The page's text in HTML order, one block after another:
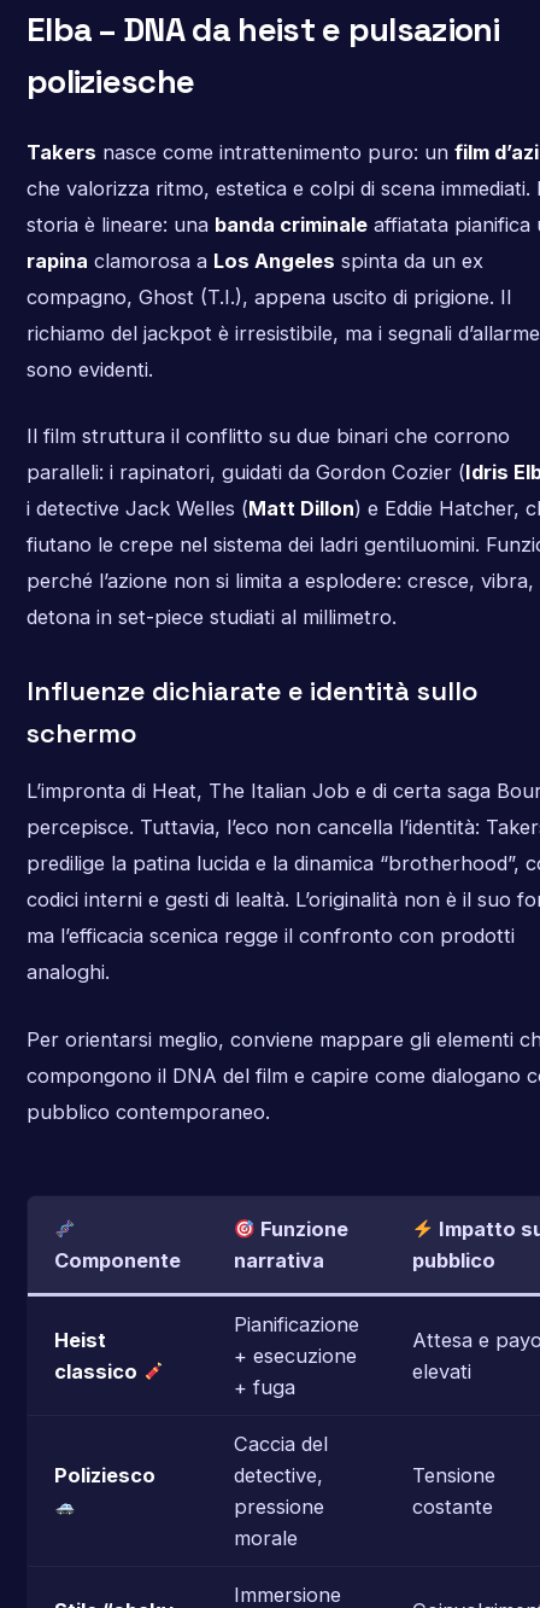
Elba – DNA da heist e pulsazioni
poliziesche
Takers nasce come intrattenimento puro: un film
che valorizza ritmo, estetica e colpi di scena immediati.
storia è lineare: una banda criminaleaffiatata pianifica
rapina clamorosa a Los Angeles spinta da un ex
compagno, Ghost (T.I.), appena uscito di prigione. Il
richiamo del jackpot è irresistibile, ma i segnali d’allarme
sono evidenti.
Il film struttura il conflitto su due binari che corrono
paralleli: i rapinatori, guidati da Gordon Cozier (Idris
i detective Jack Welles (Matt Dillon) e Eddie Hatcher,
fiutano le crepe nel sistema dei ladri gentiluomini.
perché l’azione non si limita a esplodere: cresce, vibra,
detona in set-piece studiati al millimetro.
Influenze dichiarate e identità sullo
schermo
L’impronta di Heat, The Italian Job e di certa saga
percepisce. Tuttavia, l’eco non cancella l’identità:
predilige la patina lucida e la dinamica “brotherhood”,
codici interni e gesti di lealtà. L’originalità non è il suo
ma l’efficacia scenica regge il confronto con prodotti
analoghi.
Per orientarsi meglio, conviene mappare gli elementi
compongono il DNA del film e capire come dialogano
pubblico contemporaneo.
Componente
Funzione
narrativa
Impatto
pubblico
Heist
classico
Pianificazione
+ esecuzione
+ fuga
Attesa e
elevati
Poliziesco
Caccia del
detective,
pressione
morale
Tensione
costante
Immersione